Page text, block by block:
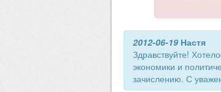
2012-06-19 Настя
Здравствуйте!
экономики и
зачислению. С